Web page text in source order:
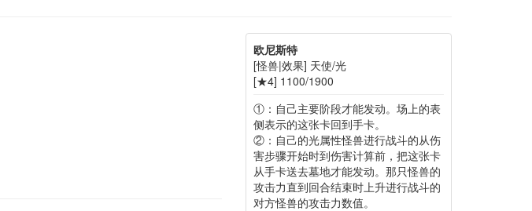
欧尼斯特
[怪兽|效果] 天使/光
[★4] 1100/1900
①：自己主要阶段才能发动。场上的表
侧表示的这张卡回到手卡。
②：自己的光属性怪兽进行战斗的从伤
害步骤开始时到伤害计算前，把这张卡
从手卡送去墓地才能发动。那只怪兽的
攻击力直到回合结束时上升进行战斗的
对方怪兽的攻击力数值。